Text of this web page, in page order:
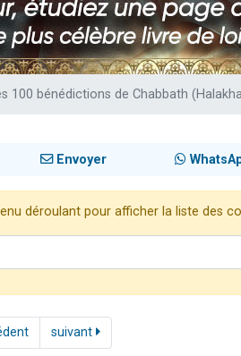
musiques dans Torah-Box Music
viennent de demander une bénédiction
100 bénédictions de Chabbath
Envoyer
déroulant pour afficher la liste des
suivant